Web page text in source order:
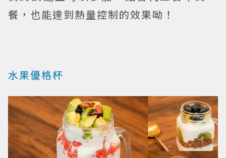
餐，也能達到熱量控制的效果呦！
水果優格杯